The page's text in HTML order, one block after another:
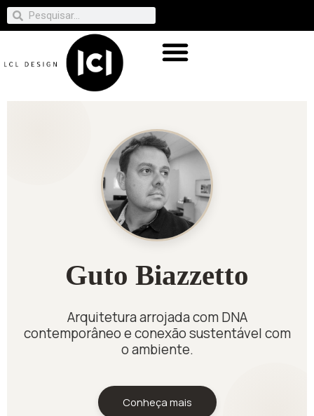
Guto Biazzetto
Arquitetura arrojada com DNA
contemporâneo e conexão sustentável com
o ambiente.
Conheça mais